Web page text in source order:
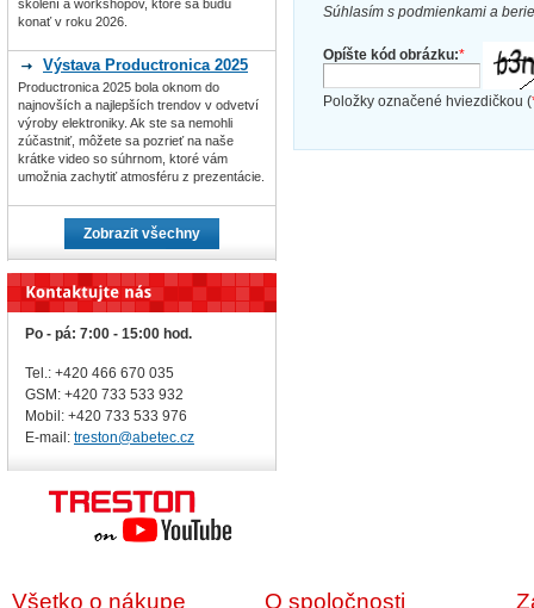
Súhlasím s podmienkami a
Opíšte kód obrázku:*
Položky označené hviezdičkou (
školení a workshopov, ktoré sa budú
konať v roku 2026.
Výstava Productronica 2025
Productronica 2025 bola oknom do
najnovších a najlepších trendov v odvetví
výroby elektroniky. Ak ste sa nemohli
zúčastniť, môžete sa pozrieť na naše
krátke video so súhrnom, ktoré vám
umožnia zachytiť atmosféru z prezentácie.
Zobrazit všechny
Po - pá: 7:00 - 15:00 hod.
Tel.: +420 466 670 035
GSM: +420 733 533 932
Mobil: +420 733 533 976
E-mail: treston@abetec.cz
Všetko o nákupe O spoločnosti